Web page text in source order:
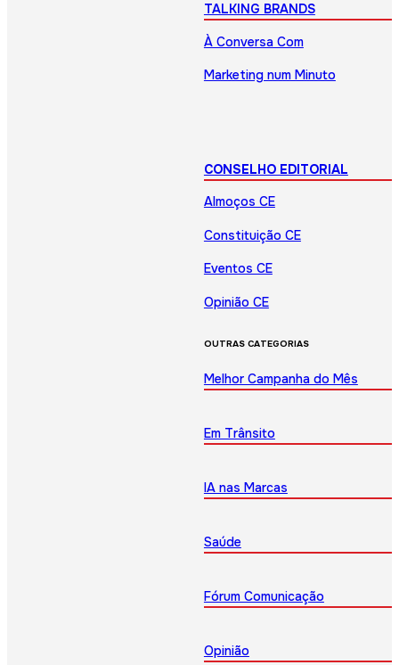
TALKING BRANDS
À Conversa Com
Marketing num Minuto
CONSELHO EDITORIAL
Almoços CE
Constituição CE
Eventos CE
Opinião CE
OUTRAS CATEGORIAS
Melhor Campanha do Mês
Em Trânsito
IA nas Marcas
Saúde
Fórum Comunicação
Opinião